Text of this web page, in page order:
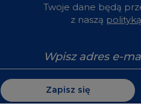
Twoje dane będą
z naszą
Zapisz się